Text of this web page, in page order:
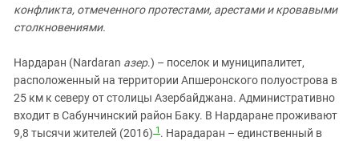
конфликта, отмеченного протестами, арестами и кровавыми
столкновениями.
Нардаран (Nardaran азер.) – поселок и муниципалитет,
расположенный на территории Апшеронского полуострова в
25 км к северу от столицы Азербайджана. Административно
входит в Сабунчинский район Баку. В Нардаране проживают
9,8 тысячи жителей (2016) 1 . Нарадаран – единственный в